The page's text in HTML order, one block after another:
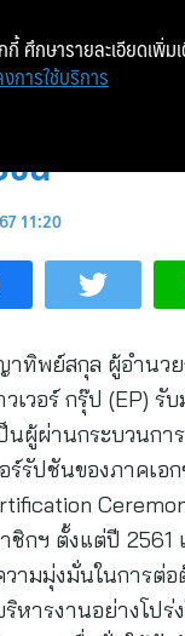
ศนียบัตร
น
11:20
ทิพย์สกุล ผู้อำนวย
เวอร์ กรุ๊ป (EP) รั
ผู้ผ่านกระบวนกา
ร์รัปชันของภาคเอ
ชิกฯ ตั้งแต่ปี 2561
ามมุ่งมั่นในการต่
หารงานอย่างโปร่
กี้ ศึกษารายละเอียดเพิ่ม
การใช้บริการ